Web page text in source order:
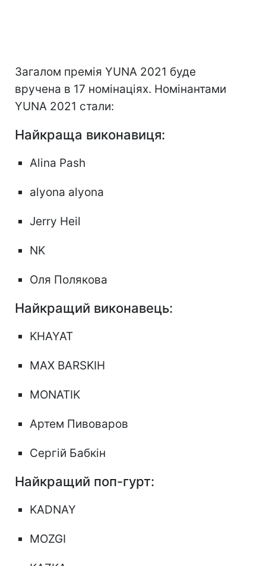
Загалом премія YUNA 2021 буде
вручена в 17 номінаціях. Номінантами
YUNA 2021 стали:
Найкраща виконавиця:
Alina Pash
alyona alyona
Jerry Heil
NK
Оля Полякова
Найкращий виконавець:
KHAYAT
MAX BARSKIH
MONATIK
Артем Пивоваров
Сергій Бабкін
Найкращий поп-гурт:
KADNAY
MOZGI